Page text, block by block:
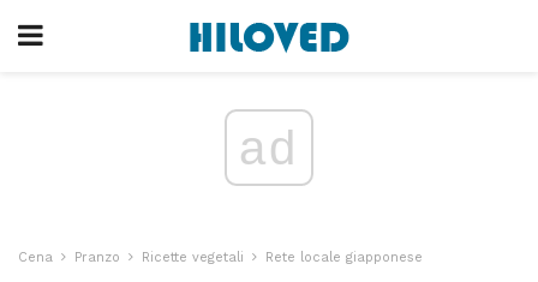
ad
Cena Pranzo Ricette vegetali Rete locale giapponese